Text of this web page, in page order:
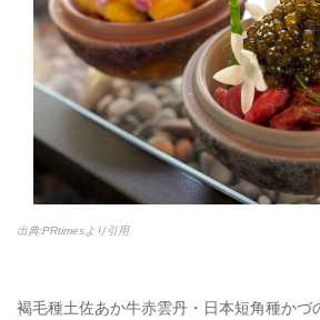
出典:PRtimesより引用
褐毛種土佐あか牛赤雲丹・日本短角種かづ